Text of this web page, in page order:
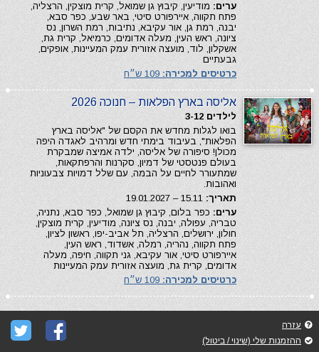
ערים: מודיעין, קיבוץ גן שמואל, קרית מוצקין, הרצליה,
פתח תקווה, איירפורט סיטי, באר שבע, כפר סבא,
יבנה, רמת גן, אור עקיבא, נתיבות, רמת השרון, נס
ציונה, ראש העין, מעלה אדומים, כרמיאל, קרית גת,
אשקלון, לוד, מועצה אזורית עמק המעיינות, אופקים,
גבעתיים
כרטיסים למכירה:
אליסה בארץ הפלאות – חנוכה 2026
לילדים 3-12
בואו לגלות מחדש את הקסם של "אליסה בארץ
הפלאות", בעיבוד בימתי חדש ומרהיב לאגדה היפה
מכולן! סיפורה של אליסה, ילדה אמיצה שמבקרת
בעולם פנטסטי של דמיון, סקרנות והרפתקאות,
שמתעורר לחיים על הבמה, עם שלל דמויות צבעוניות
ואהובות.
תאריך:
ערים: כפר בלום, קיבוץ גן שמואל, כפר סבא, נתניה,
טבריה, עפולה, יבנה, נס ציונה, מודיעין, קרית מוצקין,
חולון, ירושלים, הרצליה, תל אביב-יפו, ראשון לציון,
פתח תקווה, נהריה, רמלה, אשדוד, ראש העין,
איירפורט סיטי, אור עקיבא, גני תקווה, חיפה, מעלה
אדומים, קרית גת, מועצה אזורית עמק המעיינות
כרטיסים למכירה:
עזרה
ההזמנות שלי (שינוי / ביטול)